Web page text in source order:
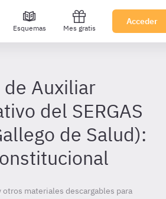
Esquemas Mes gratis
Acceder
de Auxiliar
del SERGAS
de Salud):
otros materiales descargables para